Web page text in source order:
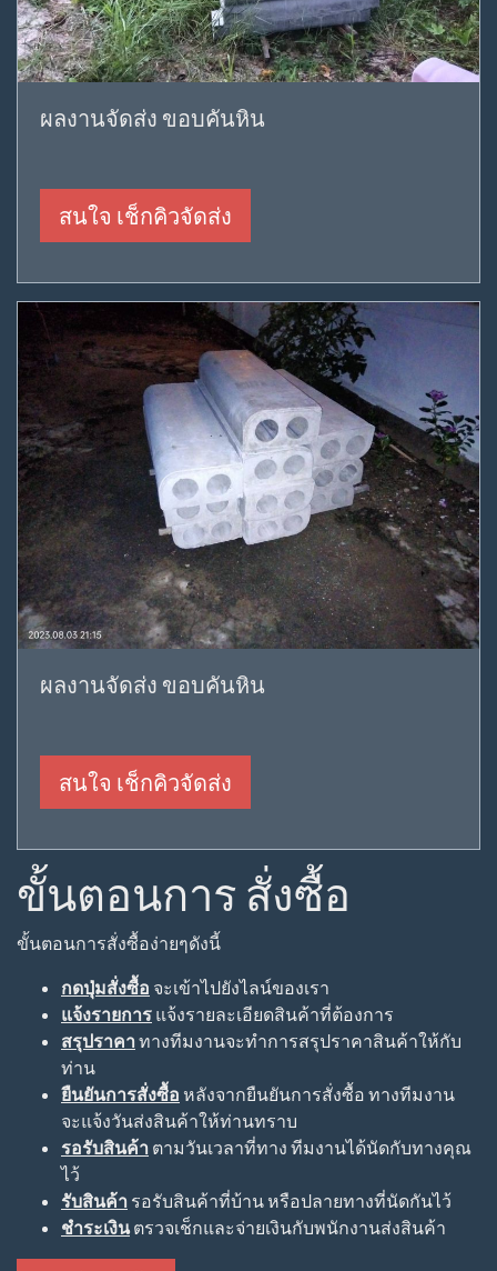
ผลงานจัดส่ง ขอบคันหิน
สนใจ เช็กคิวจัดส่ง
ผลงานจัดส่ง ขอบคันหิน
สนใจ เช็กคิวจัดส่ง
ขั้นตอนการ สั่งซื้อ
ขั้นตอนการสั่งซื้อง่ายๆดังนี้
กดปุ่มสั่งซื้อ จะเข้าไปยังไลน์ของเรา
แจ้งรายการ แจ้งรายละเอียดสินค้าที่ต้องการ
สรุปราคา ทางทีมงานจะทำการสรุปราคาสินค้าให้กับ
ท่าน
ยืนยันการสั่งซื้อ หลังจากยืนยันการสั่งซื้อ ทางทีมงาน
จะแจ้งวันส่งสินค้าให้ท่านทราบ
รอรับสินค้า ตามวันเวลาที่ทาง ทีมงานได้นัดกับทางคุณ
ไว้
รับสินค้า รอรับสินค้าที่บ้าน หรือปลายทางที่นัดกันไว้
ชำระเงินตรวจเช็กและจ่ายเงินกับพนักงานส่งสินค้า